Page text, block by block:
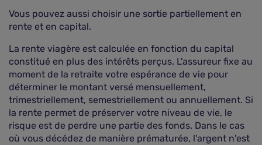
Vous pouvez aussi choisir une sortie partiellement en
rente et en capital.
La rente viagère est calculée en fonction du capital
constitué en plus des intérêts perçus. L'assureur fixe au
moment de la retraite votre espérance de vie pour
déterminer le montant versé mensuellement,
trimestriellement, semestriellement ou annuellement. Si
la rente permet de préserver votre niveau de vie, le
risque est de perdre une partie des fonds. Dans le cas
où vous décédez de manière prématurée, l'argent n'est